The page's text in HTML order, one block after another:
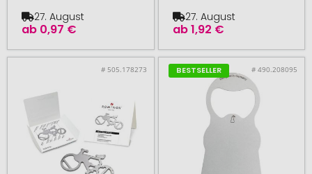
ab 0,97 €
27. August
ab1,92 €
27. August
# 505.178273 BESTSELLER # 490.208095